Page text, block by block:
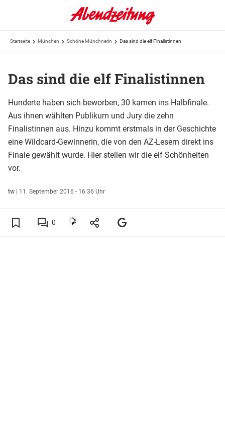
Startseite München Schöne Münchnerin Das sind die elf Finalistinnen
Das sind die elf Finalistinnen
Hunderte haben sich beworben, 30 kamen ins Halbfinale.
Aus ihnen wählten Publikum und Jury die zehn
Finalistinnen aus. Hinzu kommt erstmals in der Geschichte
eine Wildcard-Gewinnerin, die von den AZ-Lesern direkt ins
Finale gewählt wurde. Hier stellen wir die elf Schönheiten
vor.
tw | 11. September 2016 - 16:36 Uhr
0